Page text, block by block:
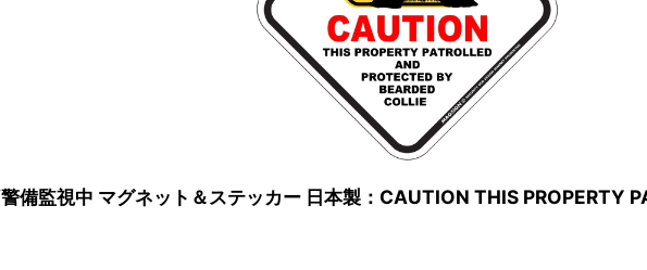
備監視中 マグネット＆ステッカー 日本製：CAUTION THIS PROPERTY